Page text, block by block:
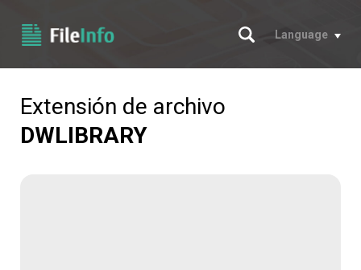
Buscar
Language
Extensión de archivo
DWLIBRARY